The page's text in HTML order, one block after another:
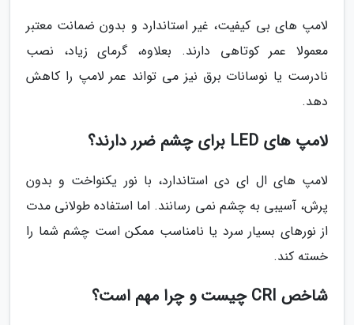
لامپ های بی کیفیت، غیر استاندارد و بدون ضمانت معتبر
معمولا عمر کوتاهی دارند. بعلاوه، گرمای زیاد، نصب
نادرست یا نوسانات برق نیز می تواند عمر لامپ را کاهش
دهد.
لامپ های LED برای چشم ضرر دارند؟
لامپ های ال ای دی استاندارد، با نور یکنواخت و بدون
پرش، آسیبی به چشم نمی رسانند. اما استفاده طولانی مدت
از نورهای بسیار سرد یا نامناسب ممکن است چشم شما را
خسته کند.
شاخص CRI چیست و چرا مهم است؟